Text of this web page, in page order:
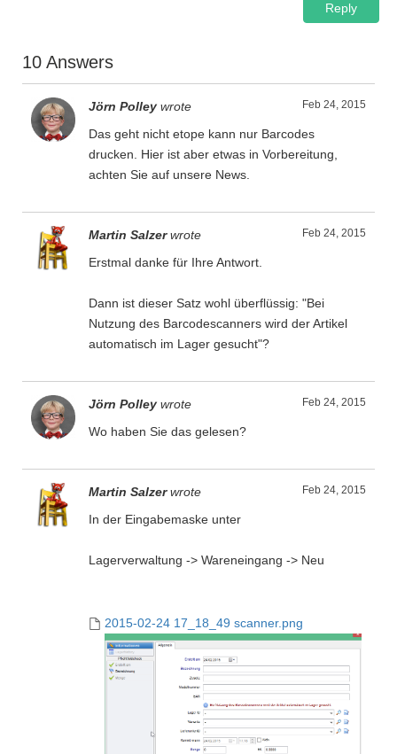
Reply
10 Answers
Feb 24, 2015
Jörn Polley wrote
Das geht nicht etope kann nur Barcodes
drucken. Hier ist aber etwas in Vorbereitung,
achten Sie auf unsere News.
Feb 24, 2015
Martin Salzer wrote
Erstmal danke für Ihre Antwort.
Dann ist dieser Satz wohl überflüssig: "Bei
Nutzung des Barcodescanners wird der Artikel
automatisch im Lager gesucht"?
Feb 24, 2015
Jörn Polley wrote
Wo haben Sie das gelesen?
Feb 24, 2015
Martin Salzer wrote
In der Eingabemaske unter
Lagerverwaltung -> Wareneingang -> Neu
2015-02-24 17_18_49 scanner.png